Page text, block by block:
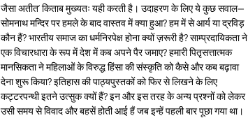
जैसा अतीत’ किताब मुख्यतः यही करती है। उदाहरण के लिए ये कुछ सवाल—
सोमनाथ मन्दिर पर हमले के बाद वास्तव में क्या हुआ? हम में से आर्य या द्रविड़
कौन हैं? भारतीय समाज का धर्मनिरपेक्ष होना क्यों ज़रूरी है? साम्प्रदायिकता ने
एक विचारधारा के रूप में देश में कब अपने पैर जमाए? हमारी पितृसत्तात्मक
मानसिकता ने महिलाओं के विरुद्ध हिंसा की संस्कृति को कैसे और कब बढ़ावा
देना शुरू किया? इतिहास की पाठ्यपुस्तकों को फिर से लिखने के लिए
कट्टरपन्थी इतने उत्सुक क्यों हैं? इन और इस तरह के अन्य प्रश्नों को लेकर
उसी समय से विवाद और बहसें होती आई हैं जब इन्हें पहली बार पूछा गया था।